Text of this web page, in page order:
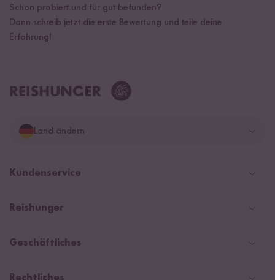
Schon probiert und für gut befunden?
Dann schreib jetzt die erste Bewertung und teile deine
Erfahrung!
Land ändern
Deutschland
Niederlande
Kundenservice
Help Center & FAQ
Zahlarten
Reishunger
Newsletter
Magazin & News
Geschäftliches
Social Media Kooperationen
Rechtliches